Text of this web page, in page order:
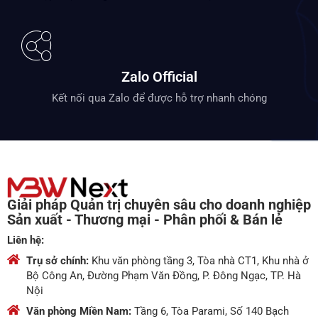
Zalo Official
Kết nối qua Zalo để được hỗ trợ nhanh chóng
Giải pháp Quản trị chuyên sâu cho doanh nghiệp
Sản xuất - Thương mại - Phân phối & Bán lẻ
Liên hệ:
Trụ sở chính: Khu văn phòng tầng 3, Tòa nhà CT1, Khu nhà ở
Bộ Công An, Đường Phạm Văn Đồng, P. Đông Ngạc, TP. Hà
Nội
Văn phòng Miền Nam: Tầng 6, Tòa Parami, Số 140 Bạch